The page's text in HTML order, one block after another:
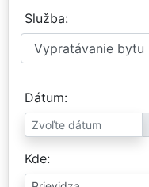
Služba
Dátum
Kde